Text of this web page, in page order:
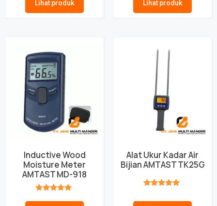
Lihat produk Lihat produk
Inductive Wood
Moisture Meter
AMTAST MD-918
Alat Ukur Kadar Air
Bijian AMTAST TK25G